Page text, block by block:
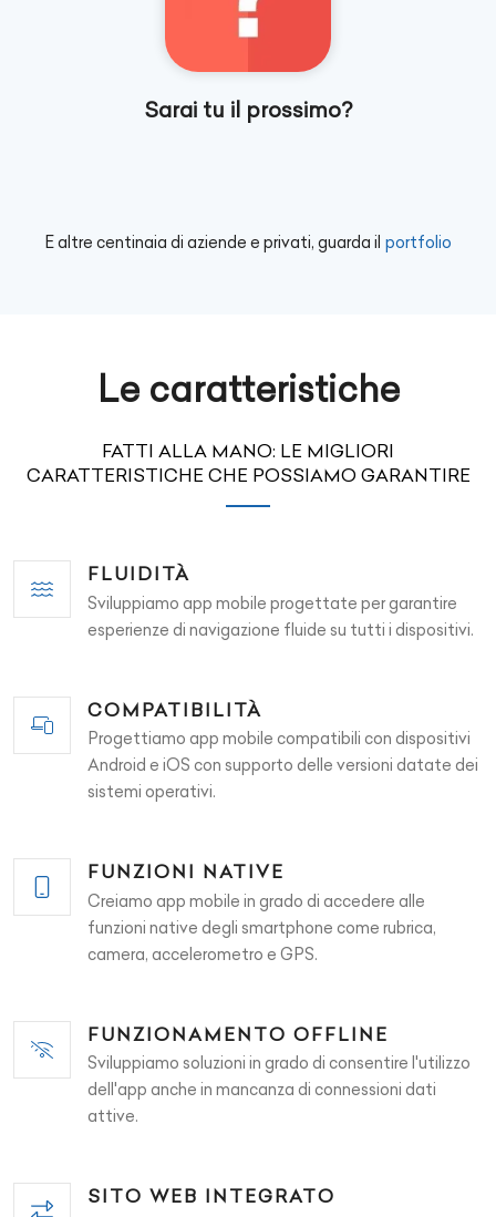
Sarai tu il prossimo?
E altre centinaia di aziende e privati, guarda il portfolio
Le caratteristiche
FATTI ALLA MANO: LE MIGLIORI
CARATTERISTICHE CHE POSSIAMO GARANTIRE
FLUIDITÀ
Sviluppiamo app mobile progettate per garantire
esperienze di navigazione fluide su tutti i dispositivi.
COMPATIBILITÀ
Progettiamo app mobile compatibili con dispositivi
Android e iOS con supporto delle versioni datate dei
sistemi operativi.
FUNZIONI NATIVE
Creiamo app mobile in grado di accedere alle
funzioni native degli smartphone come rubrica,
camera, accelerometro e GPS.
FUNZIONAMENTO OFFLINE
Sviluppiamo soluzioni in grado di consentire l'utilizzo
dell'app anche in mancanza di connessioni dati
attive.
SITO WEB INTEGRATO